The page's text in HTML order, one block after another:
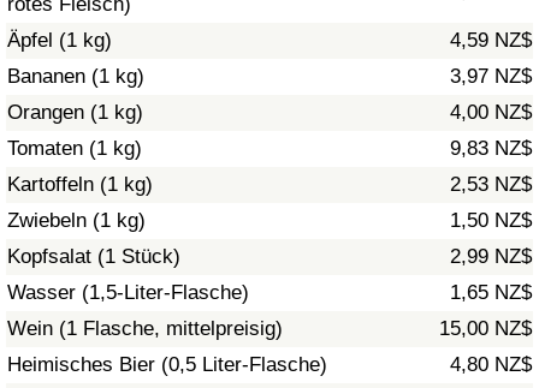
rotes Fleisch)
Äpfel (1 kg)
4,59 NZ$
Bananen (1 kg)
3,97 NZ$
Orangen (1 kg)
4,00 NZ$
Tomaten (1 kg)
9,83 NZ$
Kartoffeln (1 kg)
2,53 NZ$
Zwiebeln (1 kg)
1,50 NZ$
Kopfsalat (1 Stück)
2,99 NZ$
Wasser (1,5-Liter-Flasche)
1,65 NZ$
Wein (1 Flasche, mittelpreisig)
15,00 NZ$
Heimisches Bier (0,5 Liter-Flasche)
4,80 NZ$
Verschmutzungsindex
Umweltverschmutzungs-Index nach Land
Verkehr
Verkehrs-Index
Verkehrs-Index (aktuell)